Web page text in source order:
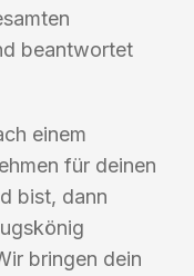
beantwortet
einem
für deinen
bist, dann
bringen dein